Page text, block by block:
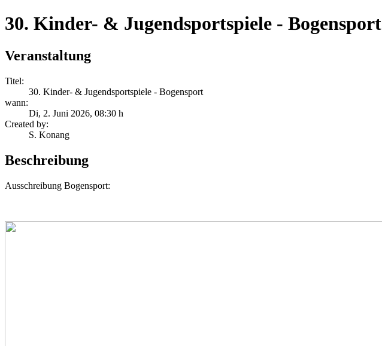
30. Kinder- & Jugendsportspiele - Bogensport
Veranstaltung
Titel:
30. Kinder- & Jugendsportspiele - Bogensport
wann:
Di, 2. Juni 2026, 08:30 h
Created by:
S. Konang
Beschreibung
Ausschreibung Bogensport: